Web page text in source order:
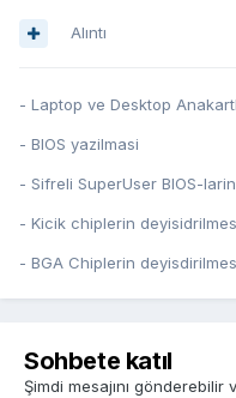
Alıntı
- Laptop ve Desktop
- BIOS yazilmasi
- Sifreli SuperUser BIOS-
- Kicik chiplerin
- BGA Chiplerin
Sohbete katıl
Şimdi mesajını